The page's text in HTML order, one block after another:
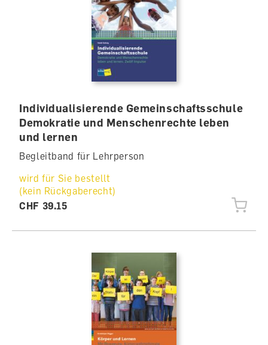
Individualisierende Gemeinschaftsschule
Demokratie und Menschenrechte leben
und lernen
Begleitband für Lehrperson
wird für Sie bestellt
(kein Rückgaberecht)
CHF 39.15